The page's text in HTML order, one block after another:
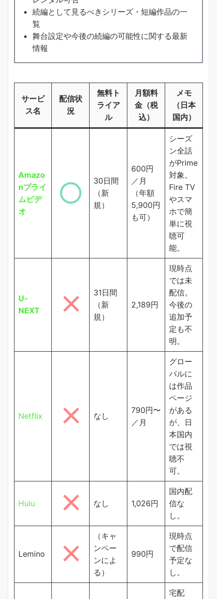
続編として見るべきシリーズ・短編作品の一
覧
舞台設定や今後の続編の可能性に関する最新
情報
サービ
ス名
配信状
況
無料ト
ライア
ル
月額料
金（税
込）
メモ
（日本
国内）
Amazo
nプライ
ムビデ
オ
30日間
（新
規）
600円
／月
（年額
5,900円
も可）
シーズ
ン全話
がPrime
対象。
Fire TV
やスマ
ホで簡
単に視
聴可
能。
U-
NEXT
31日間
（新
規）
2,189円
現時点
では未
配信。
今後の
追加予
定も不
明。
Netflix なし
790円〜
／月
グロー
バルに
は作品
ページ
がある
が、日
本国内
では視
聴不
可。
Hulu なし 1,026円
国内配
信な
し。
Lemino
（キャ
ンペー
ンによ
る）
990円
現時点
で配信
予定な
し。
宅配